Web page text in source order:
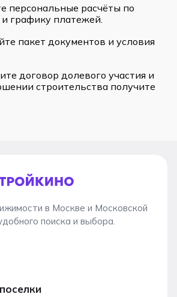
персональные расчёты по
и графику платежей.
пакет документов и условия
договор долевого участия и
строительства получите
в Москве и Московской
поиска и выбора.